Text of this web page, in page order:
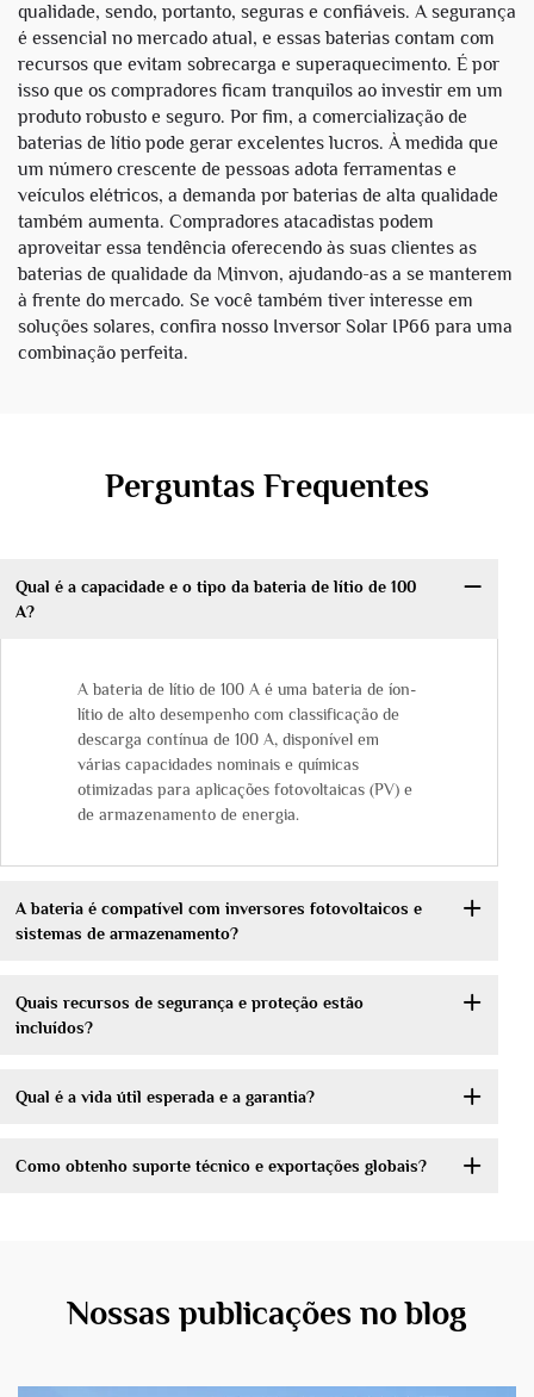
qualidade, sendo, portanto, seguras e confiáveis. A segurança
é essencial no mercado atual, e essas baterias contam com
recursos que evitam sobrecarga e superaquecimento. É por
isso que os compradores ficam tranquilos ao investir em um
produto robusto e seguro. Por fim, a comercialização de
baterias de lítio pode gerar excelentes lucros. À medida que
um número crescente de pessoas adota ferramentas e
veículos elétricos, a demanda por baterias de alta qualidade
também aumenta. Compradores atacadistas podem
aproveitar essa tendência oferecendo às suas clientes as
baterias de qualidade da Minvon, ajudando-as a se manterem
à frente do mercado. Se você também tiver interesse em
soluções solares, confira nosso Inversor Solar IP66 para uma
combinação perfeita.
Perguntas Frequentes
Qual é a capacidade e o tipo da bateria de lítio de 100
A?
A bateria de lítio de 100 A é uma bateria de íon-
lítio de alto desempenho com classificação de
descarga contínua de 100 A, disponível em
várias capacidades nominais e químicas
otimizadas para aplicações fotovoltaicas (PV) e
de armazenamento de energia.
A bateria é compatível com inversores fotovoltaicos e
sistemas de armazenamento?
Quais recursos de segurança e proteção estão
incluídos?
Qual é a vida útil esperada e a garantia?
Como obtenho suporte técnico e exportações globais?
Nossas publicações no blog